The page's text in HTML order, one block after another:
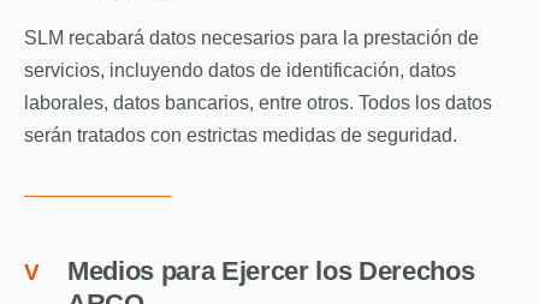
SLM recabará datos necesarios para la prestación de
servicios, incluyendo datos de identificación, datos
laborales, datos bancarios, entre otros. Todos los datos
serán tratados con estrictas medidas de seguridad.
V
Medios para Ejercer los Derechos